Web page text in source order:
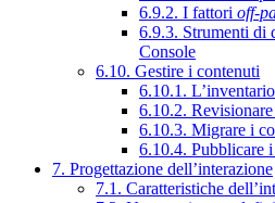
6.9.2. I fattori off-
6.9.3. Strumenti di
Console
6.10. Gestire i contenuti
6.10.1.
6.10.2.
6.10.3. Migrare i
6.10.4. Pubblicare
7. Progettazione dell’interazione
7.1. Caratteristiche